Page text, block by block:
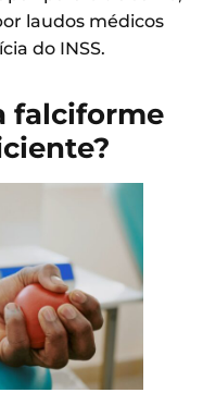
laudos médicos
do INSS.
falciforme